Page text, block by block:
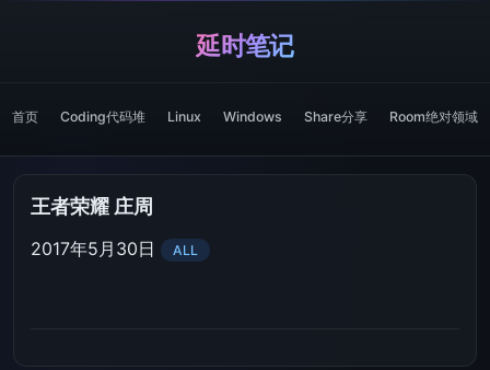
延时笔记
首页 Coding代码堆 Linux Windows Share分享 Room绝对领域
王者荣耀 庄周
2017年5月30日 ALL